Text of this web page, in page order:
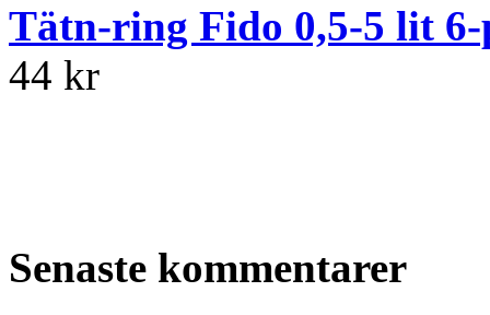
Tätn-ring Fido 0,5-5 lit 6-
44 kr
Senaste kommentarer